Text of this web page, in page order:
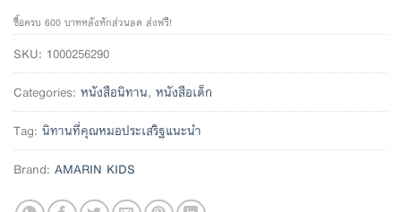
ซื้อครบ 600 บาทหลังหักส่วนลด ส่งฟรี!
SKU: 1000256290
Categories: หนังสือนิทาน, หนังสือเด็ก
Tag: นิทานที่คุณหมอประเสริฐแนะนำ
Brand: AMARIN KIDS